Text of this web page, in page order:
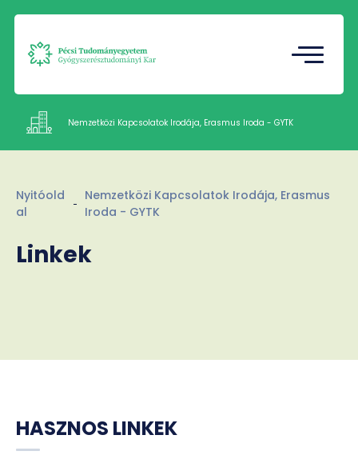
Intézetek
Munkatársak
Kapcsolat
Nemzetközi Kapcsolatok Irodája, Erasmus Iroda - GYTK
Nyitóold
al
Nemzetközi Kapcsolatok Irodája, Erasmus
Iroda - GYTK
Linkek
HASZNOS LINKEK